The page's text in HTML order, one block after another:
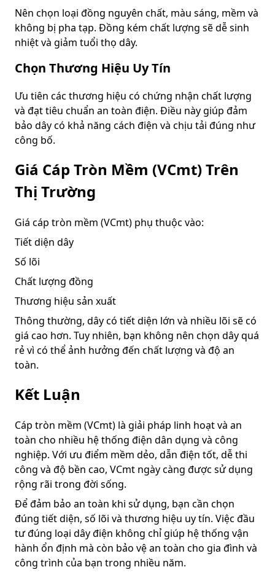
Nên chọn loại đồng nguyên chất, màu sáng, mềm và
không bị pha tạp. Đồng kém chất lượng sẽ dễ sinh
nhiệt và giảm tuổi thọ dây.
Chọn Thương Hiệu Uy Tín
Ưu tiên các thương hiệu có chứng nhận chất lượng
và đạt tiêu chuẩn an toàn điện. Điều này giúp đảm
bảo dây có khả năng cách điện và chịu tải đúng như
công bố.
Giá Cáp Tròn Mềm (VCmt) Trên
Thị Trường
Giá cáp tròn mềm (VCmt) phụ thuộc vào:
Tiết diện dây
Số lõi
Chất lượng đồng
Thương hiệu sản xuất
Thông thường, dây có tiết diện lớn và nhiều lõi sẽ có
giá cao hơn. Tuy nhiên, bạn không nên chọn dây quá
rẻ vì có thể ảnh hưởng đến chất lượng và độ an
toàn.
Kết Luận
Cáp tròn mềm (VCmt) là giải pháp linh hoạt và an
toàn cho nhiều hệ thống điện dân dụng và công
nghiệp. Với ưu điểm mềm dẻo, dẫn điện tốt, dễ thi
công và độ bền cao, VCmt ngày càng được sử dụng
rộng rãi trong đời sống.
Để đảm bảo an toàn khi sử dụng, bạn cần chọn
đúng tiết diện, số lõi và thương hiệu uy tín. Việc đầu
tư đúng loại dây điện không chỉ giúp hệ thống vận
hành ổn định mà còn bảo vệ an toàn cho gia đình và
công trình của bạn trong nhiều năm.